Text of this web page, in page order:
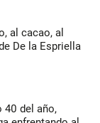
al cacao, al
De la Espriella
40 del año,